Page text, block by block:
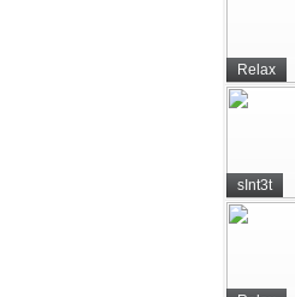
Relax
sInt3t